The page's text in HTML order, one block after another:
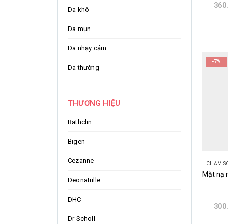
-7%
CHĂM
Da khô
Da mụn
Da nhạy cảm
Da thường
THƯƠNG HIỆU
Bathclin
Bigen
Cezanne
Deonatulle
DHC
Dr Scholl